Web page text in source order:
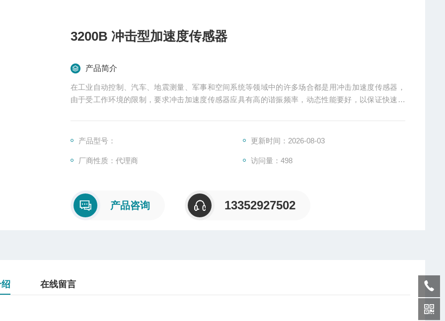
3200B 冲击型加速度传感器
产品简介
在工业自动控制、汽车、地震测量、军事和空间系统等领域中的许多场合都是用冲击加速度传感器，
由于受工作环境的限制，要求冲击加速度传感器应具有高的谐振频率，动态性能要好，以保证快速、
产品型号： 更新时间：2026-08-03
厂商性质：代理商 访问量：498
产品咨询 13352927502
在线留言